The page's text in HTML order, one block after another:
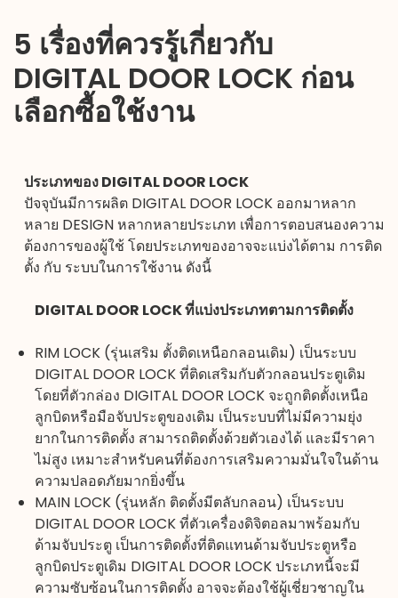
5 เรื่องที่ควรรู้เกี่ยวกับ
DIGITAL DOOR LOCK ก่อน
เลือกซื้อใช้งาน
ประเภทของDIGITAL DOOR LOCK
ปัจจุบันมีการผลิต DIGITAL DOOR LOCK ออกมาหลาก
หลาย DESIGN หลากหลายประเภท เพื่อการตอบสนองความ
ต้องการของผู้ใช้ โดยประเภทของอาจจะแบ่งได้ตาม การติด
ตั้ง กับ ระบบในการใช้งาน ดังนี้
DIGITAL DOOR LOCK ที่แบ่งประเภทตามการติดตั้ง
RIM LOCK (รุ่นเสริม ตั้งติดเหนือกลอนเดิม) เป็นระบบ
DIGITAL DOOR LOCKที่ติดเสริมกับตัวกลอนประตูเดิม
โดยที่ตัวกล่อง DIGITAL DOOR LOCK จะถูกติดตั้งเหนือ
ลูกบิดหรือมือจับประตูของเดิม เป็นระบบที่ไม่มีความยุ่ง
ยากในการติดตั้ง สามารถติดตั้งด้วยตัวเองได้ และมีราคา
ไม่สูง เหมาะสำหรับคนที่ต้องการเสริมความมั่นใจในด้าน
ความปลอดภัยมากยิ่งขึ้น
MAIN LOCK (รุ่นหลัก ติดตั้งมีตลับกลอน) เป็นระบบ
DIGITAL DOOR LOCK ที่ตัวเครื่องดิจิตอลมาพร้อมกับ
ด้ามจับประตู เป็นการติดตั้งที่ติดแทนด้ามจับประตูหรือ
ลูกบิดประตูเดิม DIGITAL DOOR LOCK ประเภทนี้จะมี
ความซับซ้อนในการติดตั้ง อาจจะต้องใช้ผู้เชี่ยวชาญใน